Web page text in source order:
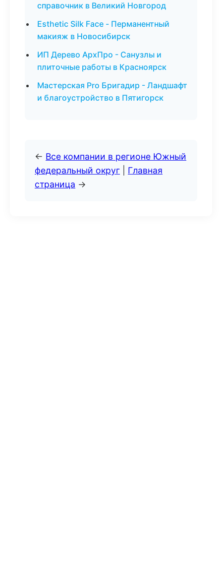
справочник в Великий Новгород
Esthetic Silk Face - Перманентный
макияж в Новосибирск
ИП Дерево АрхПро - Санузлы и
плиточные работы в Красноярск
Мастерская Pro Бригадир - Ландшафт
и благоустройство в Пятигорск
← Все компании в регионе Южный
федеральный округ
Главная
страница →